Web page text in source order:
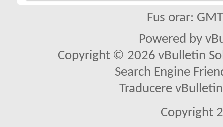
Fus orar:
Powered by
Copyright © 2026 vBulletin
Search Engine
Traducere
Copyright